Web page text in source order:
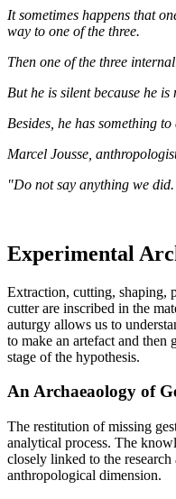
It sometimes happens that
way to one of the three.
Then one of the three
But he is silent because he is
Besides, he has something
Marcel Jousse,
"Do not say anything we did.
Experimental
Extraction, cutting, shaping,
cutter are inscribed in the
auturgy allows us to
to make an artefact and then
stage of the hypothesis.
An Archaeaology of
The restitution of missing
analytical process. The
closely linked to the
anthropological dimension.